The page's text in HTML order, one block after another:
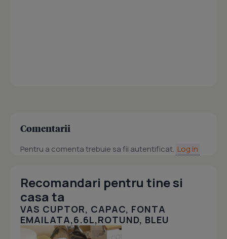
Comentarii
Pentru a comenta trebuie sa fii autentificat. Log in
Recomandari pentru tine si
casa ta
VAS CUPTOR, CAPAC, FONTA
EMAILATA,6.6L,ROTUND, BLEU